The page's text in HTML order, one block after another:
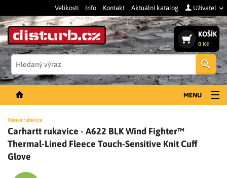
Velikosti Info Kontakt Aktuální katalog Uživatel
KOŠÍK
0 Kč
MENU
PÁNSKÉ OBLEČENÍ
DÁMSKÉ OBLEČENÍ
DOPLŇKY
Pánské rukavice
Carhartt rukavice - A622 BLK Wind Fighter™
Thermal-Lined Fleece Touch-Sensitive Knit Cuff
Glove